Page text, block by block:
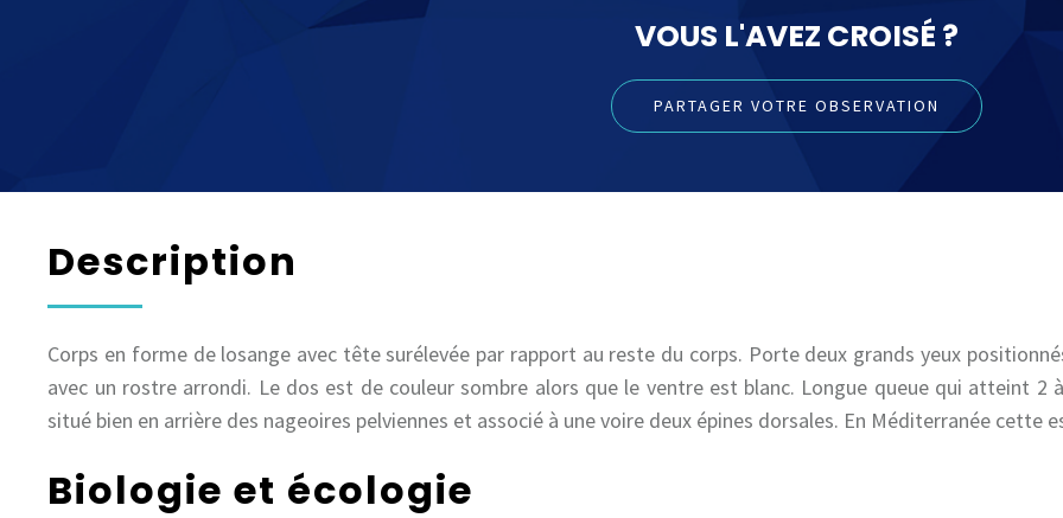
VOUS L'AVEZ CROISÉ ?
PARTAGER VOTRE OBSERVATION
Description
Corps en forme de losange avec tête surélevée par rapport au reste du corps. Porte deux grands yeux
avec un rostre arrondi. Le dos est de couleur sombre alors que le ventre est blanc. Longue queue qui atteint 2
situé bien en arrière des nageoires pelviennes et associé à une voire deux épines dorsales. En Méditerranée cette
Biologie et écologie